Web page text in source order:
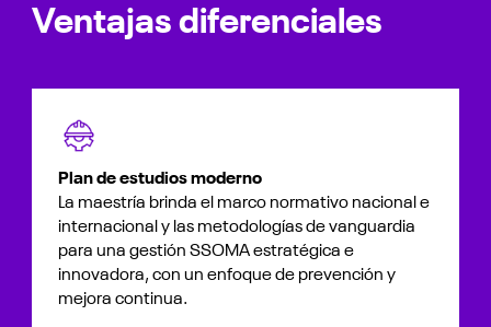
Ventajas diferenciales
Plan de estudios moderno
La maestría brinda el marco normativo nacional e
internacional y las metodologías de vanguardia
para una gestión SSOMA estratégica e
innovadora, con un enfoque de prevención y
mejora continua.